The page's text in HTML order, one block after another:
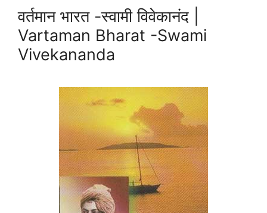
वर्तमान भारत -स्वामी विवेकानंद |
Vartaman Bharat -Swami
Vivekananda